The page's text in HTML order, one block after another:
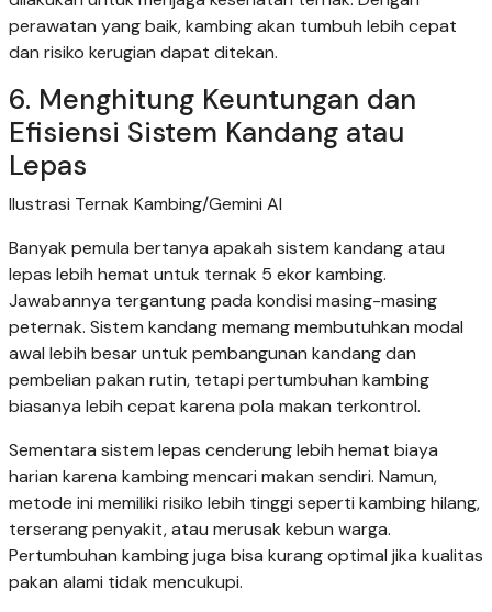
perawatan yang baik, kambing akan tumbuh lebih cepat
dan risiko kerugian dapat ditekan.
6. Menghitung Keuntungan dan
Efisiensi Sistem Kandang atau
Lepas
Ilustrasi Ternak Kambing/Gemini AI
Banyak pemula bertanya apakah sistem kandang atau
lepas lebih hemat untuk ternak 5 ekor kambing.
Jawabannya tergantung pada kondisi masing-masing
peternak. Sistem kandang memang membutuhkan modal
awal lebih besar untuk pembangunan kandang dan
pembelian pakan rutin, tetapi pertumbuhan kambing
biasanya lebih cepat karena pola makan terkontrol.
Sementara sistem lepas cenderung lebih hemat biaya
harian karena kambing mencari makan sendiri. Namun,
metode ini memiliki risiko lebih tinggi seperti kambing hilang,
terserang penyakit, atau merusak kebun warga.
Pertumbuhan kambing juga bisa kurang optimal jika kualitas
pakan alami tidak mencukupi.